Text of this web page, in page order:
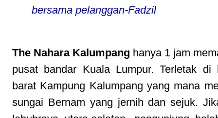
bersama pelanggan-Fadzil
The Nahara Kalumpang hanya 1 jam
pusat bandar Kuala Lumpur. Terletak di
barat Kampung Kalumpang yang mana
sungai Bernam yang jernih dan sejuk.